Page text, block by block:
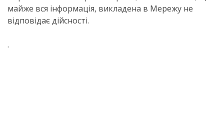
майже вся інформація, викладена в Мережу не
відповідає дійсності.
.